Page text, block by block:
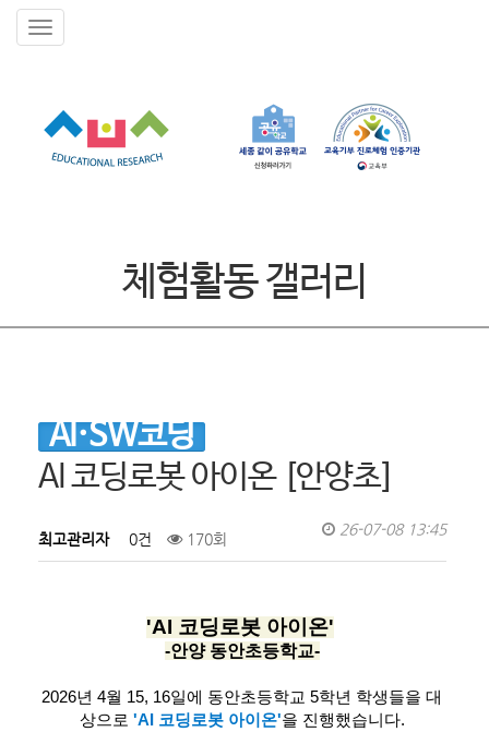
체험활동 갤러리
AI·SW코딩
AI 코딩로봇 아이온 [안양초]
최고관리자 0건 170회
26-07-08 13:45
'AI 코딩로봇 아이온'
-안양 동안초등학교-
2026년 4월 15, 16일에 동안초등학교 5학년 학생들을 대
상으로 'AI 코딩로봇 아이온'을 진행했습니다.